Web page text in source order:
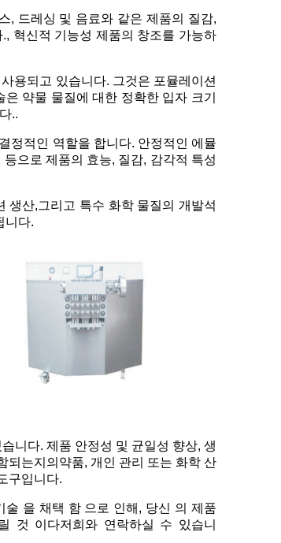
, 드레싱 및 음료와 같은 제품의 질감,
혁신적 기능성 제품의 창조를 가능하
용되고 있습니다. 그것은 포뮬레이션
약물 물질에 대한 정확한 입자 크기
..
정적인 역할을 합니다. 안정적인 에뮬
으로 제품의 효능, 질감, 감각적 특성
생산,그리고 특수 화학 물질의 개발석
니다.
니다. 제품 안정성 및 균일성 향상, 생
되는지의약품, 개인 관리 또는 화학 산
구입니다.
을 채택 함 으로 인해, 당신 의 제품
것 이다저희와 연락하실 수 있습니